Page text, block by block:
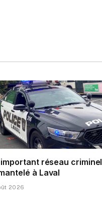
important réseau criminel
à Laval
2026